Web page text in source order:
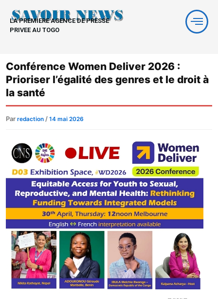
contenu
LA PREMIERE AGENCE DE PRESSE
PRIVEE AU TOGO
Conférence Women Deliver 2026 :
Prioriser l’égalité des genres et le droit à
la santé
Par redaction / 14 mai 2026